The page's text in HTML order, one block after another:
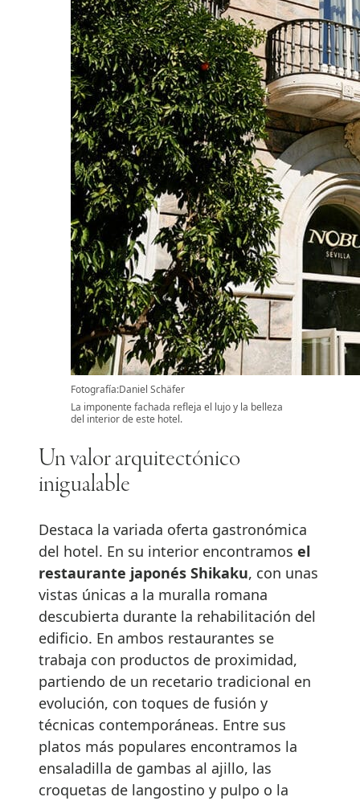
Fotografía:Daniel Schäfer
La imponente fachada refleja el lujo y la belleza
del interior de este hotel.
Un valor arquitectónico
inigualable
Destaca la variada oferta gastronómica
del hotel. En su interior encontramos el
restaurante japonés Shikaku, con unas
vistas únicas a la muralla romana
descubierta durante la rehabilitación del
edificio. En ambos restaurantes se
trabaja con productos de proximidad,
partiendo de un recetario tradicional en
evolución, con toques de fusión y
técnicas contemporáneas. Entre sus
platos más populares encontramos la
ensaladilla de gambas al ajillo, las
croquetas de langostino y pulpo o la